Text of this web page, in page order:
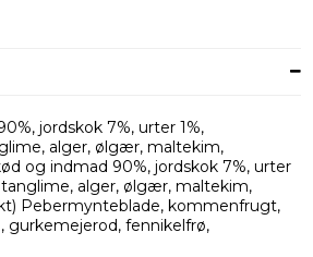
jordskok 7%, urter 1%,
alger, ølgær, maltekim,
og indmad 90%, jordskok 7%, urter
alger, ølgær, maltekim,
Pebermynteblade, kommenfrugt,
gurkemejerod, fennikelfrø,